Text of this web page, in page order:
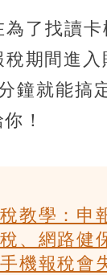
了找讀
稅期間進
鐘就能搞
！
教學：申
、網路健
機報稅會